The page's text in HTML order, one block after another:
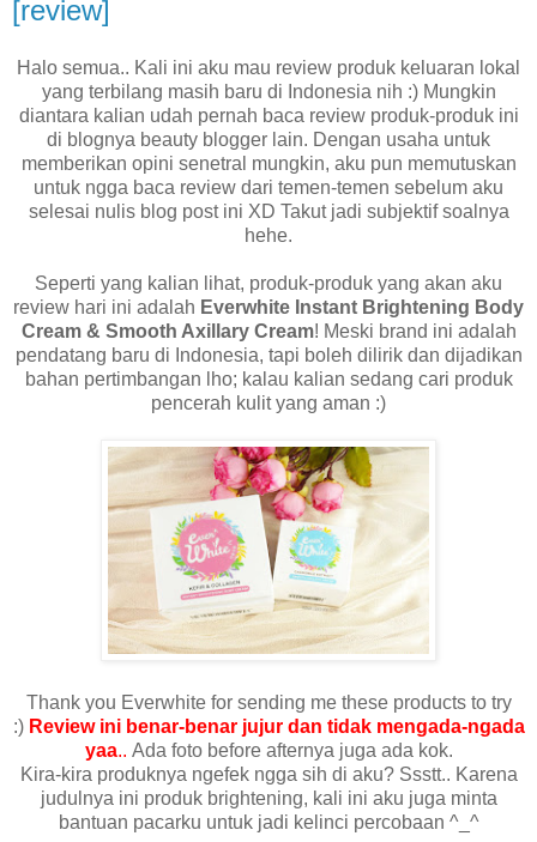
[review]
Halo semua.. Kali ini aku mau review produk keluaran lokal
yang terbilang masih baru di Indonesia nih :) Mungkin
diantara kalian udah pernah baca review produk-produk ini
di blognya beauty blogger lain. Dengan usaha untuk
memberikan opini senetral mungkin, aku pun memutuskan
untuk ngga baca review dari temen-temen sebelum aku
selesai nulis blog post ini XD Takut jadi subjektif soalnya
hehe.
Seperti yang kalian lihat, produk-produk yang akan aku
review hari ini adalah Everwhite Instant Brightening Body
Cream & Smooth Axillary Cream! Meski brand ini adalah
pendatang baru di Indonesia, tapi boleh dilirik dan dijadikan
bahan pertimbangan lho; kalau kalian sedang cari produk
pencerah kulit yang aman :)
Thank you Everwhite for sending me these products to try
:) Review ini benar-benar jujur dan tidak mengada-ngada
yaa.. Ada foto before afternya juga ada kok.
Kira-kira produknya ngefek ngga sih di aku? Ssstt.. Karena
judulnya ini produk brightening, kali ini aku juga minta
bantuan pacarku untuk jadi kelinci percobaan ^_^